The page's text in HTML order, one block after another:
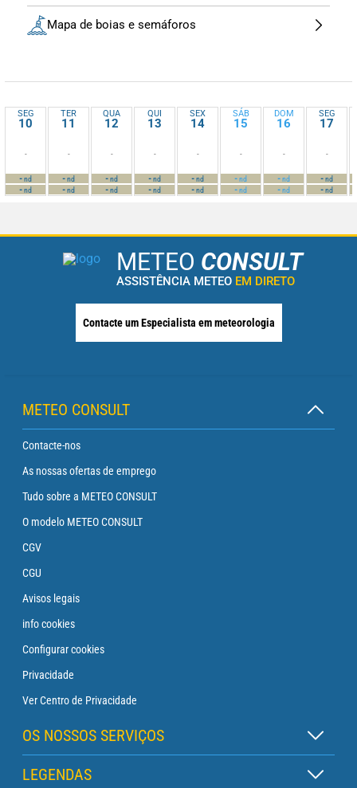
Mapa de boias e semáforos
SEG
10
-
-nd
-nd
TER
11
-
-nd
-nd
QUA
12
-
-nd
-nd
QUI
13
-
-nd
-nd
SEX
14
-
-nd
-nd
SÁB
15
-
-nd
-nd
DOM
16
-
-nd
-nd
SEG
17
-
-nd
-nd
METEO CONSULT
ASSISTÊNCIA METEO EM DIRETO
Contacte um Especialista em meteorologia
METEO CONSULT
Contacte-nos
As nossas ofertas de emprego
Tudo sobre a METEO CONSULT
O modelo METEO CONSULT
CGV
CGU
Avisos legais
info cookies
Configurar cookies
Privacidade
Ver Centro de Privacidade
OS NOSSOS SERVIÇOS
Assinatura Zen
LEGENDAS